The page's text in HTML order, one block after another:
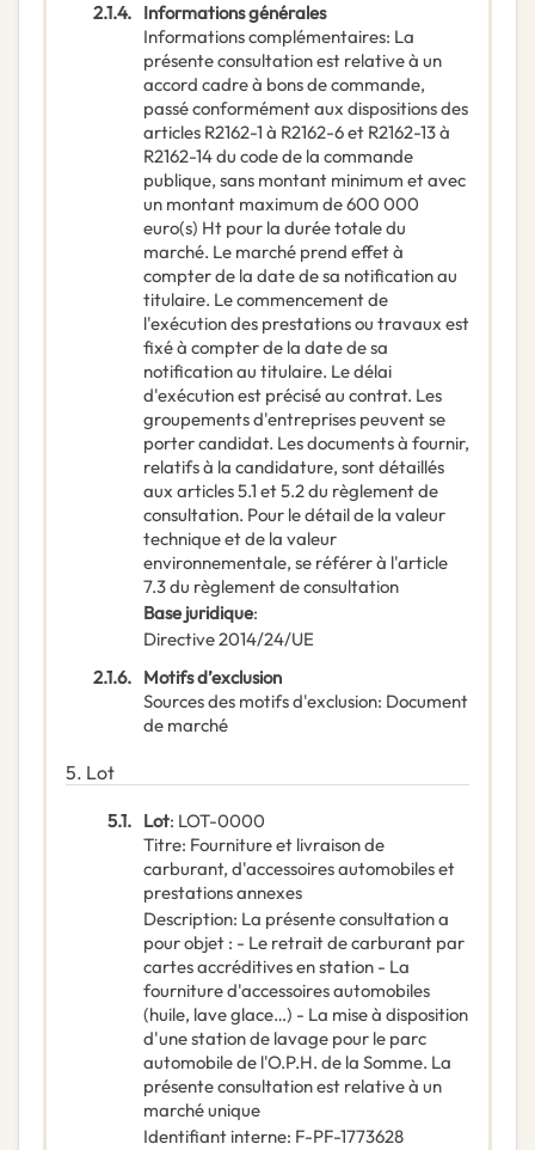
2.1.4. Informations générales
Informations complémentaires: La
présente consultation est relative à un
accord cadre à bons de commande,
passé conformément aux dispositions des
articles R2162-1 à R2162-6 et R2162-13 à
R2162-14 du code de la commande
publique, sans montant minimum et avec
un montant maximum de 600 000
euro(s) Ht pour la durée totale du
marché. Le marché prend effet à
compter de la date de sa notification au
titulaire. Le commencement de
l'exécution des prestations ou travaux est
fixé à compter de la date de sa
notification au titulaire. Le délai
d'exécution est précisé au contrat. Les
groupements d'entreprises peuvent se
porter candidat. Les documents à fournir,
relatifs à la candidature, sont détaillés
aux articles 5.1 et 5.2 du règlement de
consultation. Pour le détail de la valeur
technique et de la valeur
environnementale, se référer à l'article
7.3 du règlement de consultation
Base juridique:
Directive 2014/24/UE
2.1.6. Motifs d’exclusion
Sources des motifs d'exclusion: Document
de marché
5. Lot
5.1. Lot: LOT-0000
Titre: Fourniture et livraison de
carburant, d'accessoires automobiles et
prestations annexes
Description: La présente consultation a
pour objet : - Le retrait de carburant par
cartes accréditives en station - La
fourniture d'accessoires automobiles
(huile, lave glace…) - La mise à disposition
d'une station de lavage pour le parc
automobile de l'O.P.H. de la Somme. La
présente consultation est relative à un
marché unique
Identifiant interne: F-PF-1773628